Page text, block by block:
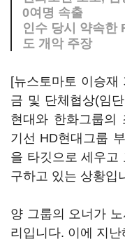
0여명 속출
인수 당시 약속한
도 개악 주장
[뉴스토마토 이승재
금 및 단체협상(임
현대와 한화그룹의
기선 HD현대그룹
을 타깃으로 세우고
구하고 있는 상황입
양 그룹의 오너가
리입니다. 이에 지